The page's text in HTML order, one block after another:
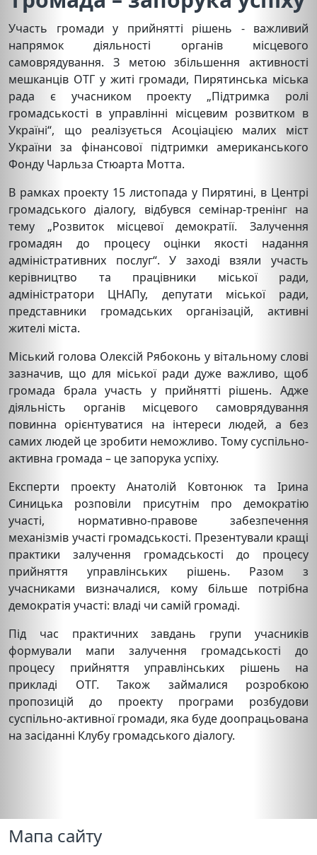
Участь громади у прийнятті рішень - важливий
напрямок діяльності органів місцевого
самоврядування. З метою збільшення активності
мешканців ОТГ у житі громади, Пирятинська міська
рада є учасником проекту „Підтримка ролі
громадськості в управлінні місцевим розвитком в
Україні“, що реалізується Асоціацією малих міст
України за фінансової підтримки американського
Фонду Чарльза Стюарта Мотта.
В рамках проекту 15 листопада у Пирятині, в Центрі
громадського діалогу, відбувся семінар-тренінг на
тему „Розвиток місцевої демократії. Залучення
громадян до процесу оцінки якості надання
адміністративних послуг“. У заході взяли участь
керівництво та працівники міської ради,
адміністратори ЦНАПу, депутати міської ради,
представники громадських організацій, активні
жителі міста.
Міський голова Олексій Рябоконь у вітальному слові
зазначив, що для міської ради дуже важливо, щоб
громада брала участь у прийнятті рішень. Адже
діяльність органів місцевого самоврядування
повинна орієнтуватися на інтереси людей, а без
самих людей це зробити неможливо. Тому суспільно-
активна громада – це запорука успіху.
Експерти проекту Анатолій Ковтонюк та Ірина
Синицька розповіли присутнім про демократію
участі, нормативно-правове забезпечення
механізмів участі громадськості. Презентували кращі
практики залучення громадськості до процесу
прийняття управлінських рішень. Разом з
учасниками визначалися, кому більше потрібна
демократія участі: владі чи самій громаді.
Під час практичних завдань групи учасників
формували мапи залучення громадськості до
процесу прийняття управлінських рішень на
прикладі ОТГ. Також займалися розробкою
пропозицій до проекту програми розбудови
суспільно-активної громади, яка буде доопрацьована
на засіданні Клубу громадського діалогу.
Мапа сайту